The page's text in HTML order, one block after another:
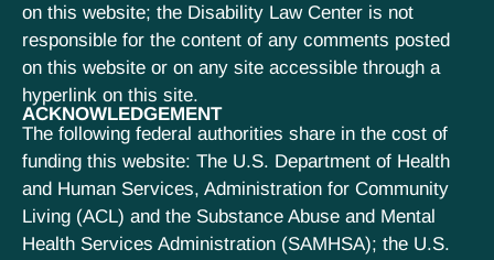
on this website; the Disability Law Center is not
responsible for the content of any comments posted
on this website or on any site accessible through a
hyperlink on this site.
ACKNOWLEDGEMENT
The following federal authorities share in the cost of
funding this website: The U.S. Department of Health
and Human Services, Administration for Community
Living (ACL) and the Substance Abuse and Mental
Health Services Administration (SAMHSA); the U.S.